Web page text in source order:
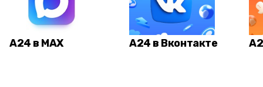
А24 в MAX А24 в Вконтакте